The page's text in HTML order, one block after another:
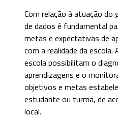
Com relação à atuação do
de dados é fundamental
metas e expectativas de
com a realidade da
escola possibilitam o
aprendizagens e o
objetivos e metas
estudante ou turma, de
local.